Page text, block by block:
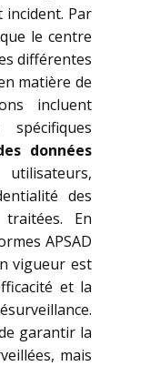
Par
le centre
différentes
matière de
incluent
données
des
En
APSAD
vigueur est
et la
garantir la
mais